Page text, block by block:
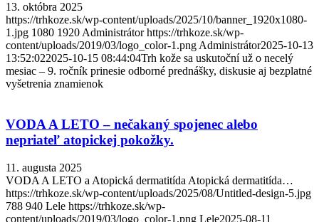
13. októbra 2025
https://trhkoze.sk/wp-content/uploads/2025/10/banner_1920x1080-
1.jpg 1080 1920 Administrátor https://trhkoze.sk/wp-
content/uploads/2019/03/logo_color-1.png Administrátor2025-10-13
13:52:022025-10-15 08:44:04Trh kože sa uskutoční už o necelý
mesiac – 9. ročník prinesie odborné prednášky, diskusie aj bezplatné
vyšetrenia znamienok
VODA A LETO – nečakaný spojenec alebo
nepriateľ atopickej pokožky.
11. augusta 2025
VODA A LETO a Atopická dermatitída Atopická dermatitída…
https://trhkoze.sk/wp-content/uploads/2025/08/Untitled-design-5.jpg
788 940 Lele https://trhkoze.sk/wp-
content/uploads/2019/03/logo_color-1.png Lele2025-08-11